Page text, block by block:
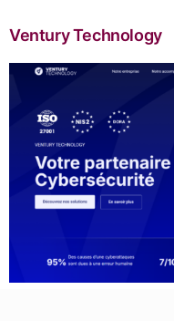
Ventury Technology